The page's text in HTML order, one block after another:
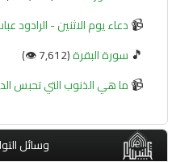
📹دعاء يوم الاثنين - الرادود
🎵 سورة البقرة(7,612 👁️)
📹ما هي الذنوب التي تحبس
وسائل